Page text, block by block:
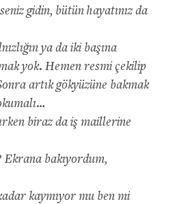
gidin, bütün hayatınız da
ya da iki başına
yok. Hemen resmi çekilip
artık gökyüzüne bakmak
biraz da iş maillerine
Ekrana bakıyordum,
kaymıyor mu ben mi